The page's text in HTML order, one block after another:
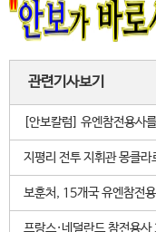
관련기사보기
[안보칼럼] 유엔참전용사
지평리 전투 지휘관 몽클
보훈처, 15개국 유엔참전
프랑스·네덜란드 참전용